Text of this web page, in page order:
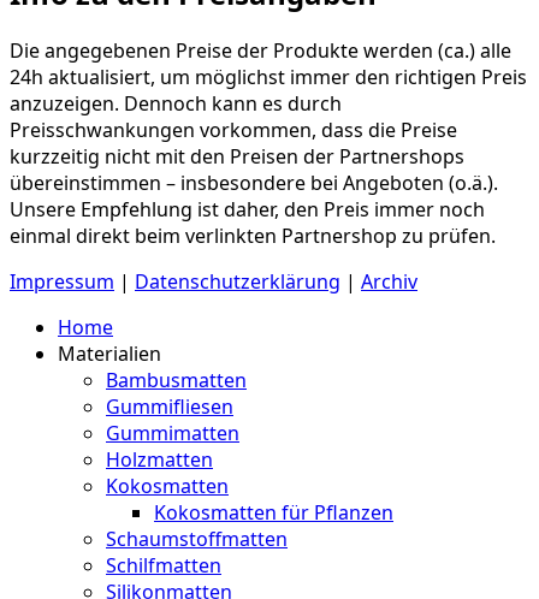
Die angegebenen Preise der Produkte werden (ca.) alle
24h aktualisiert, um möglichst immer den richtigen Preis
anzuzeigen. Dennoch kann es durch
Preisschwankungen vorkommen, dass die Preise
kurzzeitig nicht mit den Preisen der Partnershops
übereinstimmen – insbesondere bei Angeboten (o.ä.).
Unsere Empfehlung ist daher, den Preis immer noch
einmal direkt beim verlinkten Partnershop zu prüfen.
Impressum | Datenschutzerklärung | Archiv
Home
Materialien
Bambusmatten
Gummifliesen
Gummimatten
Holzmatten
Kokosmatten
Kokosmatten für Pflanzen
Schaumstoffmatten
Schilfmatten
Silikonmatten